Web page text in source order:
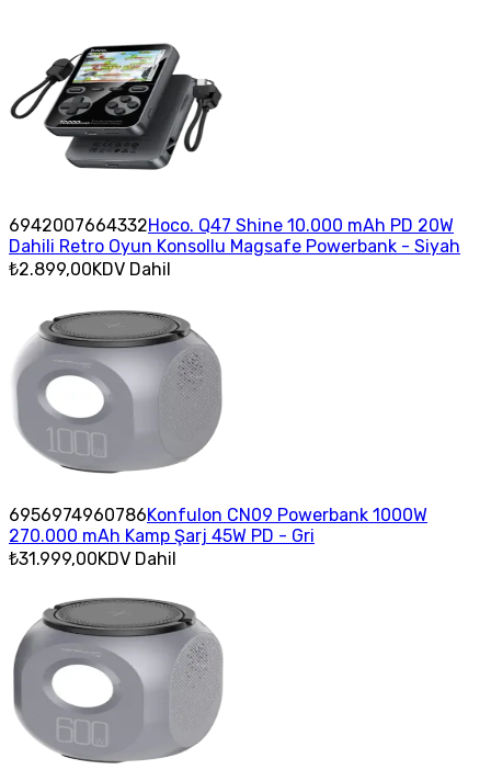
6942007664332Hoco. Q47 Shine 10.000 mAh PD 20W
Dahili Retro Oyun Konsollu Magsafe Powerbank - Siyah
₺2.899,00KDV Dahil
6956974960786Konfulon CN09 Powerbank 1000W
270.000 mAh Kamp Şarj 45W PD - Gri
₺31.999,00KDV Dahil